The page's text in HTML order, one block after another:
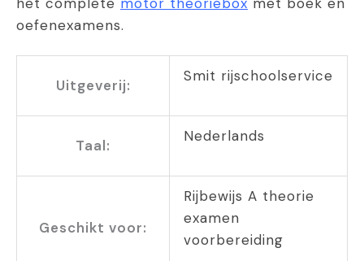
oefenexamens.
Uitgeverij:
Smit rijschoolservice
Taal:
Nederlands
Geschikt voor:
Rijbewijs A theorie
examen
voorbereiding